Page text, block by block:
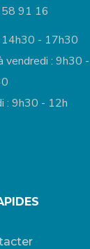
91 16
14h30 - 17h30
vendredi :
: 9h30 - 12h